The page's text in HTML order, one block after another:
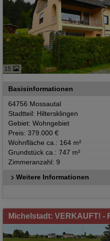
15
Basisinformationen
64756 Mossautal
Stadtteil: Hiltersklingen
Gebiet: Wohngebiet
Preis: 379.000 €
Wohnfläche ca.: 164 m²
Grundstück ca.: 747 m²
Zimmeranzahl: 9
Weitere Informationen